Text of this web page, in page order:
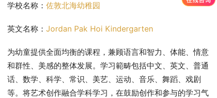
学校名称： 佐敦北海幼稚园
英文名称： Jordan Pak Hoi Kindergarten
为幼童提供全面均衡的课程，兼顾语言和智力、体能、情意
和群性、美感的整体发展。学习範畴包括中文、英文、普通
话、数学、科学、常识、美艺、运动、音乐、舞蹈、戏剧
等。将艺术创作融合学科学习，在鼓励创作和参与的学习气